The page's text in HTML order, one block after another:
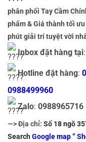
phân phối Tay Cầm
phẩm & Giá thành tối
phút giải trí tuyệt vời
Inbox đặt hàng tại:
Hotline đặt hàng:
0988499960
Zalo: 0988965716
—> Địa chỉ: Số 18 ngõ
SearchGoogle map ”